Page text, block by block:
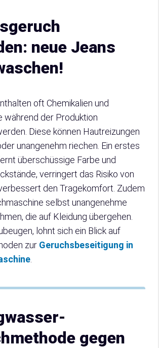
neue Jeans
oft Chemikalien und
während der Produktion
Diese können Hautreizungen
unangenehm riechen. Ein erstes
überschüssige Farbe und
verringert das Risiko von
den Tragekomfort. Zudem
selbst unangenehme
die auf Kleidung übergehen.
lohnt sich ein Blick auf
zur Geruchsbeseitigung in
gegen